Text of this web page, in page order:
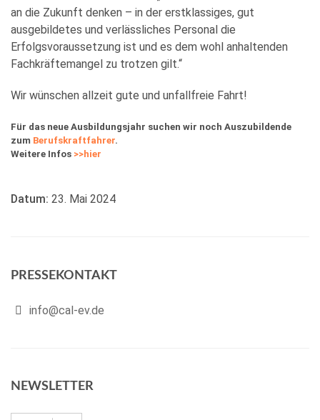
Datum: 23. Mai 2024
PRESSEKONTAKT
info@cal-ev.de
NEWSLETTER
an die Zukunft denken – in der erstklassiges, gut
ausgebildetes und verlässliches Personal die
Erfolgsvoraussetzung ist und es dem wohl anhaltenden
Fachkräftemangel zu trotzen gilt.“
Wir wünschen allzeit gute und unfallfreie Fahrt!
Für das neue Ausbildungsjahr suchen wir noch Auszubildende
zum Berufskraftfahrer.
Weitere Infos >>hier